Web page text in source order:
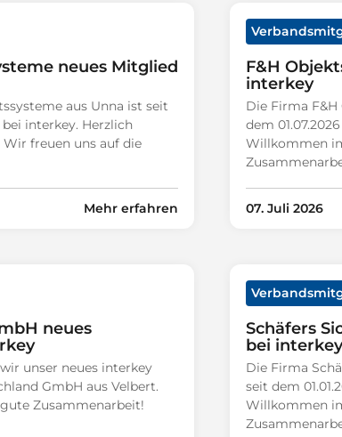
neues Mitglied
aus Unna ist seit
interkey. Herzlich
freuen uns auf die
Mehr erfahren
F&H
interkey
Die Firma
dem
Willkommen
07. Juli 2026
neues
unser neues interkey
GmbH aus Velbert.
Zusammenarbeit!
Schäfers
bei interkey
Die Firma
seit dem
Willkommen